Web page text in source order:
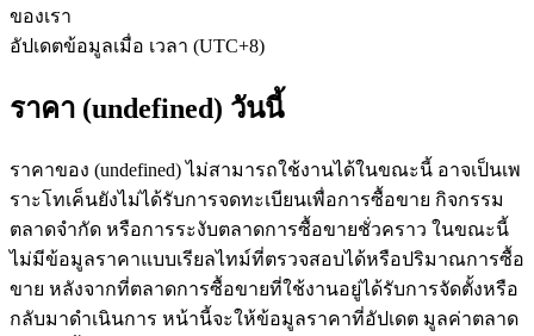
ฟิวเจอร์ส USDT
ฟิวเจอร์สที่ใช้ USDT เป็นหลักประกัน
ของเรา
อัปเดตข้อมูลเมื่อ เวลา (UTC+8)
ราคา (undefined) วันนี้
ราคาของ (undefined) ไม่สามารถใช้งานได้ในขณะนี้ อาจเป็นเพ
ราะโทเค็นยังไม่ได้รับการจดทะเบียนเพื่อการซื้อขาย กิจกรรม
ตลาดจำกัด หรือการระงับตลาดการซื้อขายชั่วคราว ในขณะนี้
ไม่มีข้อมูลราคาแบบเรียลไทม์ที่ตรวจสอบได้หรือปริมาณการซื้อ
ขาย หลังจากที่ตลาดการซื้อขายที่ใช้งานอยู่ได้รับการจัดตั้งหรือ
กลับมาดำเนินการ หน้านี้จะให้ข้อมูลราคาที่อัปเดต มูลค่าตลาด